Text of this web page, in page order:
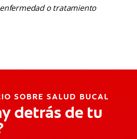
o tratamiento
SOBRE SALUD BUCAL
detrás de tu